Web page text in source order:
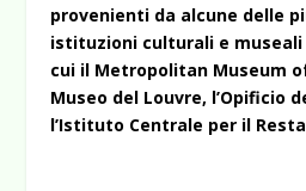
provenienti da alcune delle
istituzioni culturali e
cui il Metropolitan Museum
Museo del Louvre, l’Opificio
l’Istituto Centrale per il